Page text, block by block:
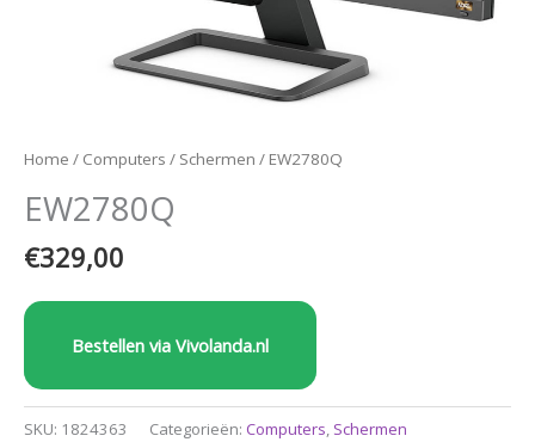
Home / Computers / Schermen / EW2780Q
EW2780Q
€329,00
Bestellen via Vivolanda.nl
SKU: 1824363 Categorieën: Computers, Schermen